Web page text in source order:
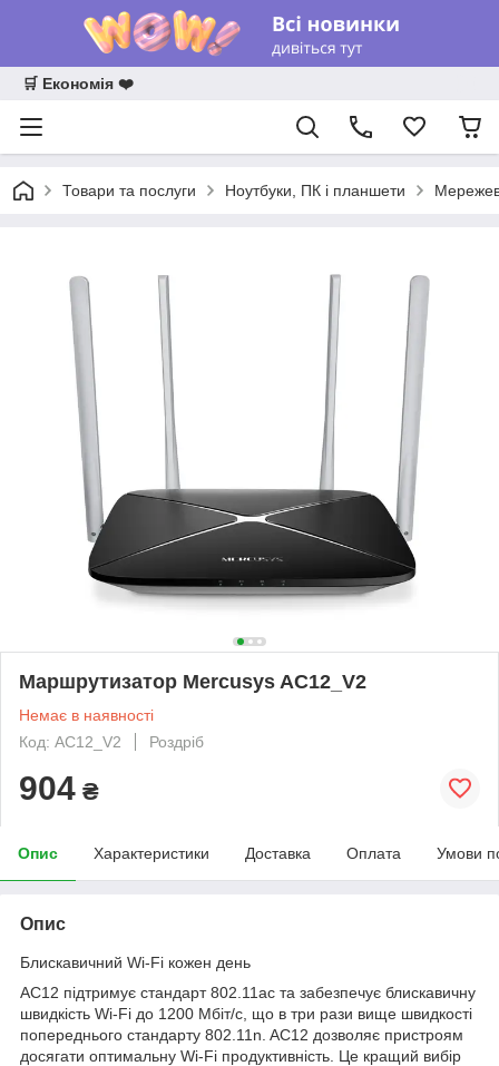
🛒 Економія ❤️
Товари та послуги Ноутбуки, ПК і планшети
Маршрутизатор Mercusys AC12_V2
Немає в наявності
Код: AC12_V2
Роздріб
904 ₴
Опис Характеристики Доставка Оплата Умови
Опис
Блискавичний Wi-Fi кожен день
AC12 підтримує стандарт 802.11ac та забезпечує блискавичну
швидкість Wi-Fi до 1200 Мбіт/с, що в три рази вище швидкості
попереднього стандарту 802.11n. AC12 дозволяє пристроям
досягати оптимальну Wi-Fi продуктивність. Це кращий вибір